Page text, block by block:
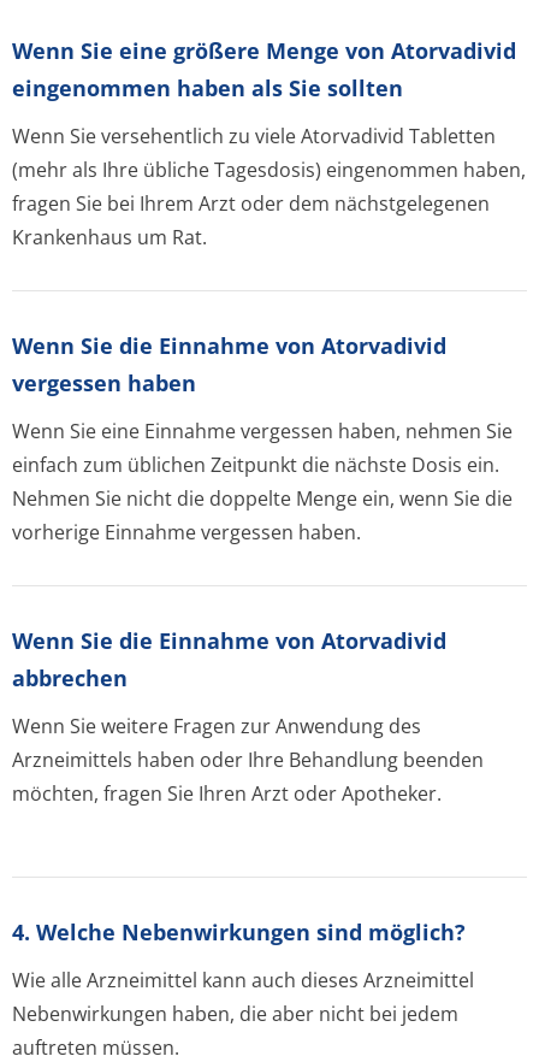
Wenn Sie eine größere Menge von Atorvadivid
eingenommen haben als Sie sollten
Wenn Sie versehentlich zu viele Atorvadivid Tabletten
(mehr als Ihre übliche Tagesdosis) eingenommen haben,
fragen Sie bei Ihrem Arzt oder dem nächstgelegenen
Krankenhaus um Rat.
Wenn Sie die Einnahme von Atorvadivid
vergessen haben
Wenn Sie eine Einnahme vergessen haben, nehmen Sie
einfach zum üblichen Zeitpunkt die nächste Dosis ein.
Nehmen Sie nicht die doppelte Menge ein, wenn Sie die
vorherige Einnahme vergessen haben.
Wenn Sie die Einnahme von Atorvadivid
abbrechen
Wenn Sie weitere Fragen zur Anwendung des
Arzneimittels haben oder Ihre Behandlung beenden
möchten, fragen Sie Ihren Arzt oder Apotheker.
4. Welche Nebenwirkungen sind möglich?
Wie alle Arzneimittel kann auch dieses Arzneimittel
Nebenwirkungen haben, die aber nicht bei jedem
auftreten müssen.